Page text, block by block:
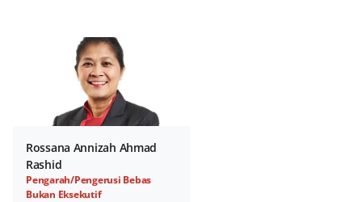
Rossana Annizah Ahmad
Rashid
Pengarah/Pengerusi Bebas
Bukan Eksekutif